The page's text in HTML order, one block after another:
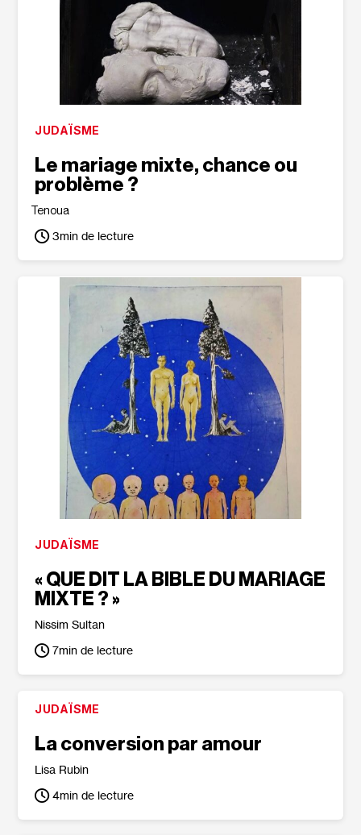
JUDAÏSME
Le mariage mixte, chance ou
problème ?
Tenoua
3min de lecture
JUDAÏSME
« QUE DIT LA BIBLE DU MARIAGE
MIXTE ? »
Nissim Sultan
7min de lecture
JUDAÏSME
La conversion par amour
Lisa Rubin
4min de lecture